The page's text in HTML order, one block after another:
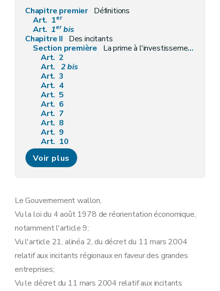
Chapitre premier Définitions
Art. 1er
Art. 1er bis
Chapitre II
Des incitants
Section première
La prime à l'investissement
Art. 2
Art. 2bis
Art. 3
Art. 4
Art. 5
Art. 6
Art. 7
Art. 8
Art. 9
Art. 10
Art.10bis
Art. 11
Art. 12
Art. 15
Art.15ter
Art. 16
Art.17bis
Art.17ter
Art. 19
Section 2 La prime à l'emploi
Voir plus
Le Gouvernement wallon,
Vu la loi du 4 août 1978 de réorientation économique,
notamment l'article 9;
Vu l'article 21, alinéa 2, du décret du 11 mars 2004
relatif aux incitants régionaux en faveur des grandes
entreprises;
Vu le décret du 11 mars 2004 relatif aux incitants